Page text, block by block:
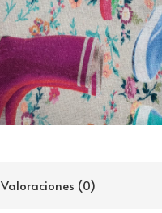
Valoraciones (0)